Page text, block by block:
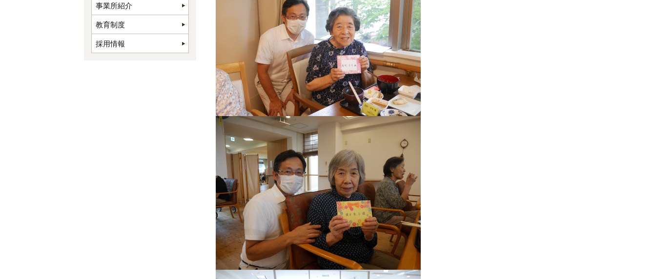
事業所紹介
教育制度
採用情報